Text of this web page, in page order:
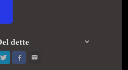
dette